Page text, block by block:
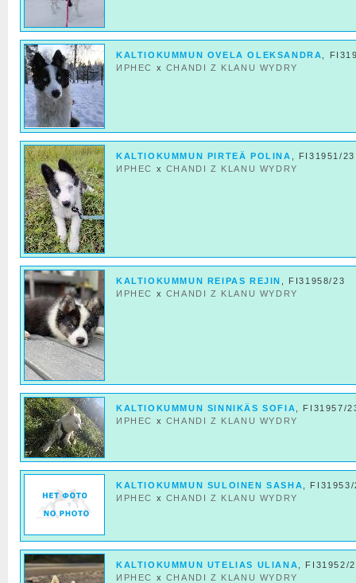
KALTIOKUMMUN OVELA OLEKSANDRA
,
ИРНЕС x CHANDI Z KLANU WYDRY
KALTIOKUMMUN PIRTEÄ POLINA
, FI31951/23
ИРНЕС x CHANDI Z KLANU WYDRY
KALTIOKUMMUN REIPAS REJIN
, FI31958/23
ИРНЕС x CHANDI Z KLANU WYDRY
KALTIOKUMMUN SINNIKÄS SOFIA
, FI31957/
ИРНЕС x CHANDI Z KLANU WYDRY
KALTIOKUMMUN SULOINEN SASHA
,
ИРНЕС x CHANDI Z KLANU WYDRY
KALTIOKUMMUN UTELIAS ULIANA
, FI31952/
ИРНЕС x CHANDI Z KLANU WYDRY